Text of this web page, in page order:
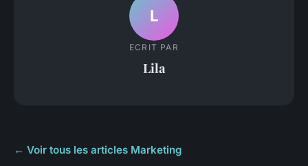
L
ECRIT PAR
Lila
← Voir tous les articles Marketing